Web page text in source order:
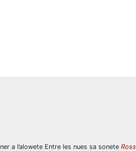
a l’alowete Entre les nues sa sonete Ross